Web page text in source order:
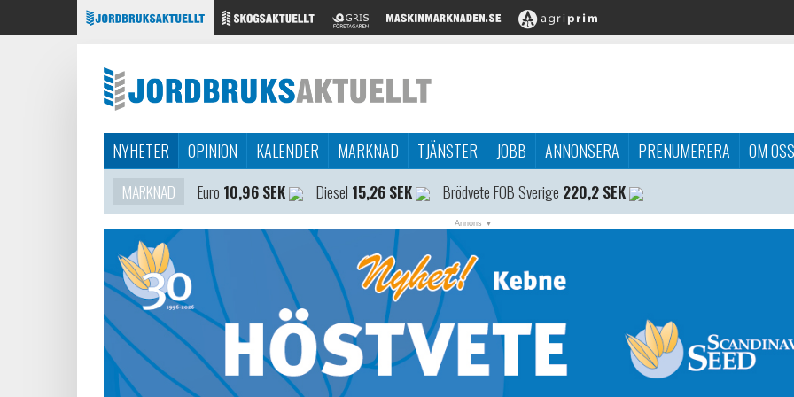
NYHETER OPINION KALENDER MARKNAD TJÄNSTER JOBB ANNONSERA PRENUMERERA
OM OSS
MARKNAD
Euro 10,96 SEK Diesel 15,26 SEK Brödvete FOB Sverige 220,2 SEK